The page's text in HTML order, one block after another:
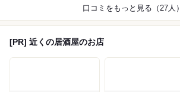
口コミをもっと見る（27人）
[PR] 近くの居酒屋のお店